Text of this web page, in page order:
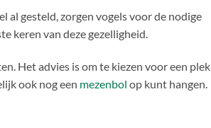
al gesteld, zorgen vogels voor de nodige
keren van deze gezelligheid.
Het advies is om te kiezen voor een plek
ook nog een mezenbol op kunt hangen.